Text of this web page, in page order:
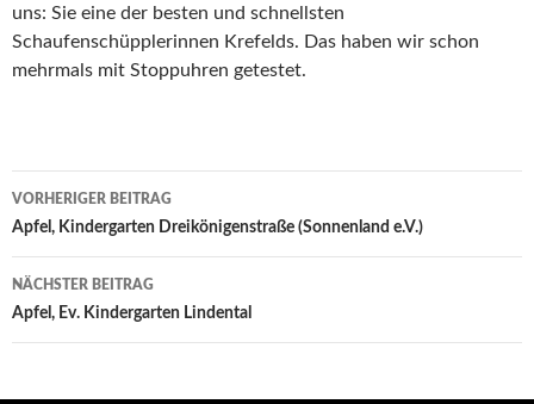
uns: Sie eine der besten und schnellsten
Schaufenschüpplerinnen Krefelds. Das haben wir schon
mehrmals mit Stoppuhren getestet.
Beitrags-
Navigation
VORHERIGER BEITRAG
Apfel, Kindergarten Dreikönigenstraße (Sonnenland e.V.)
NÄCHSTER BEITRAG
Apfel, Ev. Kindergarten Lindental